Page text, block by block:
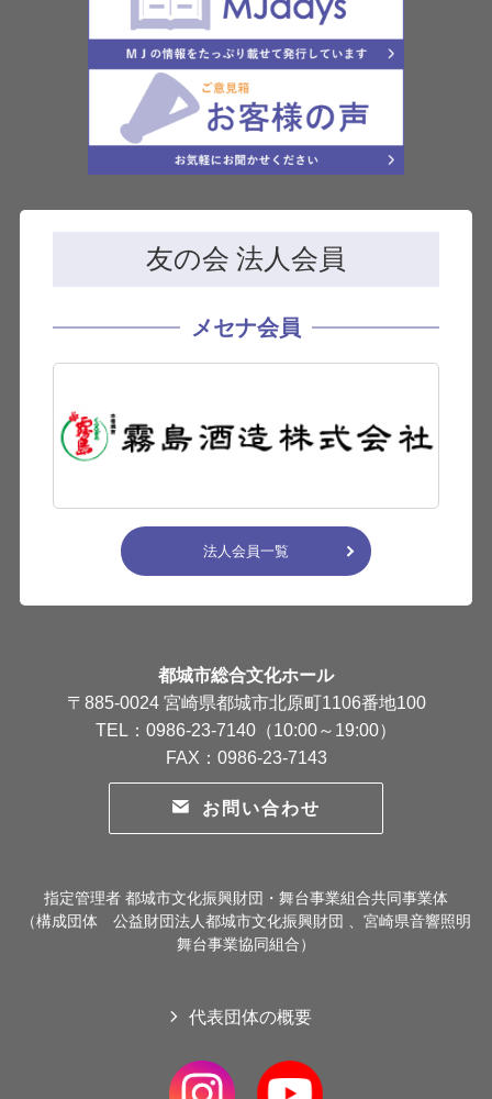
友の会 法人会員
メセナ会員
法人会員一覧
都城市総合文化ホール
〒885-0024 宮崎県都城市北原町1106番地100
TEL：0986-23-7140（10:00～19:00）
FAX：0986-23-7143
お問い合わせ
指定管理者 都城市文化振興財団・舞台事業組合共同事業体
（構成団体 公益財団法人都城市文化振興財団 、宮崎県音響照明
舞台事業協同組合）
代表団体の概要